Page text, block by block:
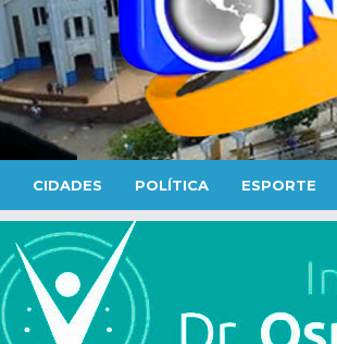
CIDADES POLÍTICA ESPORTE